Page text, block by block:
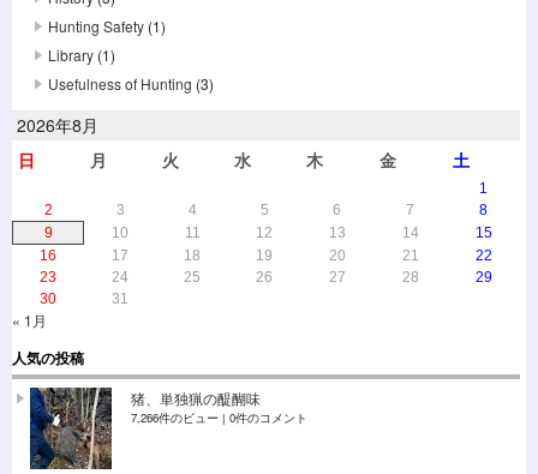
Hunting Safety (1)
Library (1)
Usefulness of Hunting (3)
2026年8月
日
月 火 水 木 金 土
1
2
3 4 5 6 7
8
9
10 11 12 13 14
15
16
17 18 19 20 21
22
23
24 25 26 27 28
29
30
31
« 1月
人気の投稿
猪、単独猟の醍醐味
7,266件のビュー | 0件のコメント